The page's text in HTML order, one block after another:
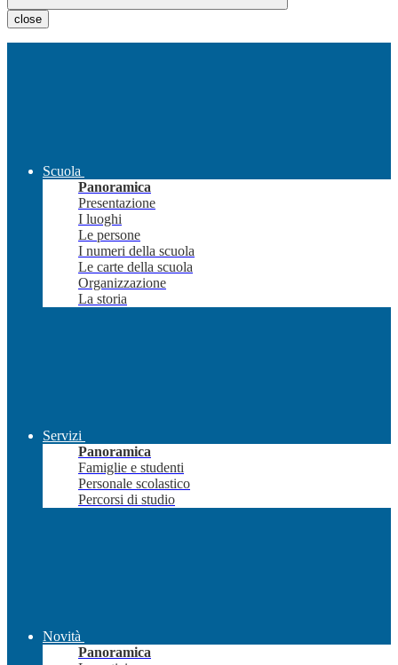
close
Scuola
Panoramica
Presentazione
I luoghi
Le persone
I numeri della scuola
Le carte della scuola
Organizzazione
La storia
Servizi
Panoramica
Famiglie e studenti
Personale scolastico
Percorsi di studio
Novità
Panoramica